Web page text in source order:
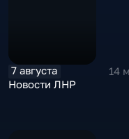
7 августа
14
Новости ЛНР